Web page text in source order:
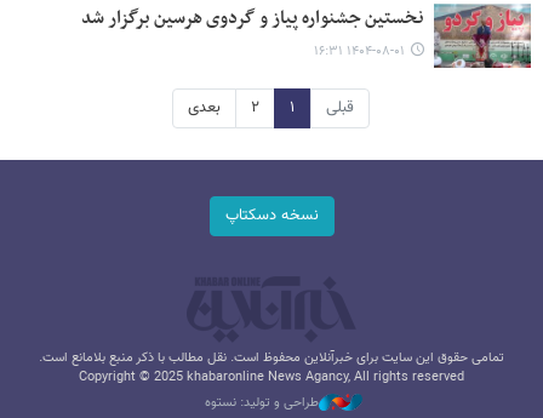
نخستین جشنواره پیاز و گردوی هرسین برگزار شد
۱۴۰۴-۰۸-۰۱ ۱۶:۳۱
قبلی ۱ ۲ بعدی
نسخه دسکتاپ
تمامی حقوق این سایت برای خبرآنلاین محفوظ است. نقل مطالب با ذکر منبع بلامانع است.
Copyright © 2025 khabaronline News Agancy, All rights reserved
طراحی و تولید: نستوه